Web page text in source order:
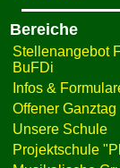
Bereiche
Stellenangebot
BuFDi
Infos &
Offener Ganztag
Unsere Schule
Projektschule